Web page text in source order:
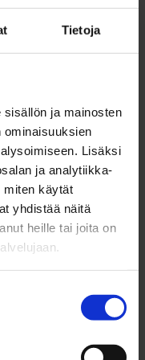
Tietoja
ja mainosten
ominaisuuksien
Lisäksi
ja analytiikka-
miten käytät
yhdistää näitä
heille tai joita on
on
vastaamaan
oululaisen
ja muiden
tarvitsee
välille on